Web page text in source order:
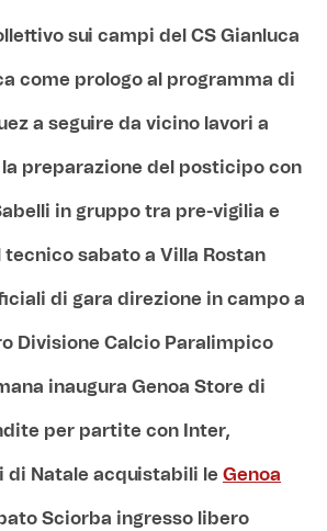
sui campi del CS Gianluca
come prologo al programma di
a seguire da vicino lavori a
la preparazione del posticipo con
in gruppo tra pre-vigilia e
tecnico sabato a Villa Rostan
di gara direzione in campo a
Divisione Calcio Paralimpico
inaugura Genoa Store di
per partite con Inter,
di Natale acquistabili le Genoa
Sciorba ingresso libero